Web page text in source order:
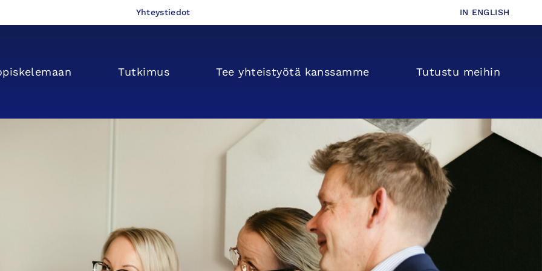
Yhteystiedot IN ENGLISH
Tutkimus Tee yhteis­­työtä kanssamme Tutustu meihin